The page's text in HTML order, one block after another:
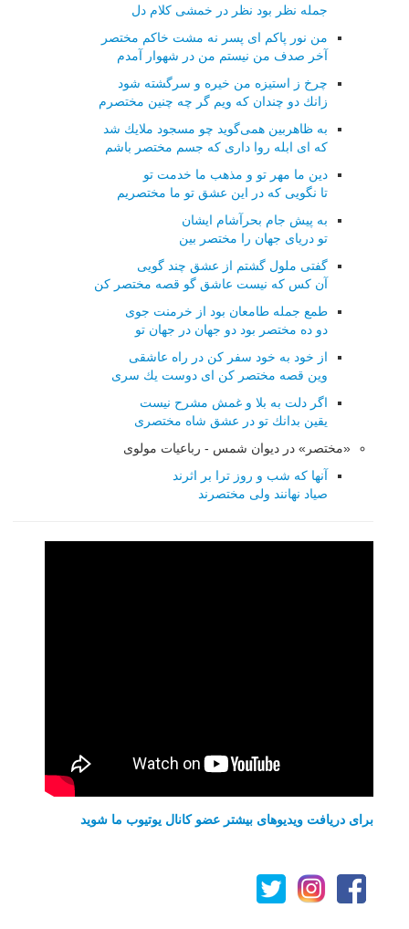
جمله نظر بود نظر در خمشی كلام دل
من نور پاكم ای پسر نه مشت خاكم مختصر
آخر صدف من نیستم من در شهوار آمدم
چرخ ز استیزه من خیره و سرگشته شود
زانك دو چندان كه ویم گر چه چنین مختصرم
به ظاهربین همی‌گوید چو مسجود ملایك شد
كه ای ابله روا داری كه جسم مختصر باشم
دین ما مهر تو و مذهب ما خدمت تو
تا نگویی كه در این عشق تو ما مختصریم
به پیش جام بحرآشام ایشان
تو دریای جهان را مختصر بین
گفتی ملول گشتم از عشق چند گویی
آن كس كه نیست عاشق گو قصه مختصر كن
طمع جمله طامعان بود از خرمنت جوی
دو ده مختصر بود دو جهان در جهان تو
از خود به خود سفر كن در راه عاشقی
وین قصه مختصر كن ای دوست یك سری
اگر دلت به بلا و غمش مشرح نیست
یقین بدانك تو در عشق شاه مختصری
«مختصر» در دیوان شمس - رباعیات مولوی
آنها که شب و روز ترا بر اثرند
صیاد نهانند ولی مختصرند
برای دریافت ویدیوهای بیشتر عضو کانال یوتیوب ما شوید